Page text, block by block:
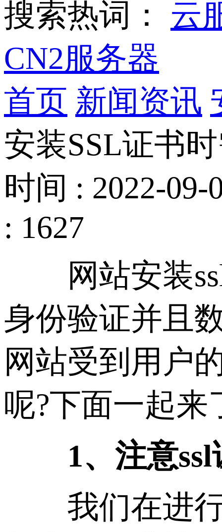
搜索热词： 云
CN2服务器
首页 新闻资讯
安装SSL证书
时间 : 2022-09-
: 1627
网站安装ssl
身份验证并且
网站受到用户
呢?下面一起来
1、注意
我们在进行